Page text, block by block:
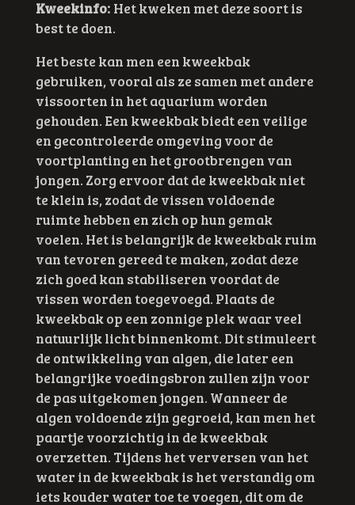
Kweekinfo:Het kweken met deze soort is
best te doen.
Het beste kan men een kweekbak
gebruiken, vooral als ze samen met andere
vissoorten in het aquarium worden
gehouden. Een kweekbak biedt een veilige
en gecontroleerde omgeving voor de
voortplanting en het grootbrengen van
jongen. Zorg ervoor dat de kweekbak niet
te klein is, zodat de vissen voldoende
ruimte hebben en zich op hun gemak
voelen. Het is belangrijk de kweekbak ruim
van tevoren gereed te maken, zodat deze
zich goed kan stabiliseren voordat de
vissen worden toegevoegd. Plaats de
kweekbak op een zonnige plek waar veel
natuurlijk licht binnenkomt. Dit stimuleert
de ontwikkeling van algen, die later een
belangrijke voedingsbron zullen zijn voor
de pas uitgekomen jongen. Wanneer de
algen voldoende zijn gegroeid, kan men het
paartje voorzichtig in de kweekbak
overzetten. Tijdens het verversen van het
water in de kweekbak is het verstandig om
iets kouder water toe te voegen, dit om de